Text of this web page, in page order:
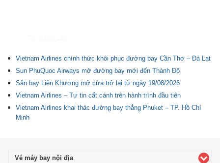
Vietnam Airlines chính thức khôi phục đường bay Cần Thơ – Đà Lạt
Sun PhuQuoc Airways mở đường bay mới đến Thành Đô
Sân bay Liên Khương mở cửa trở lại từ ngày 19/08/2026
Vietnam Airlines – Tự tin cất cánh trên hành trình đầu tiên
Vietnam Airlines khai thác đường bay thẳng Phuket – TP. Hồ Chí
Minh
Vé máy bay nội địaclick to expand contents